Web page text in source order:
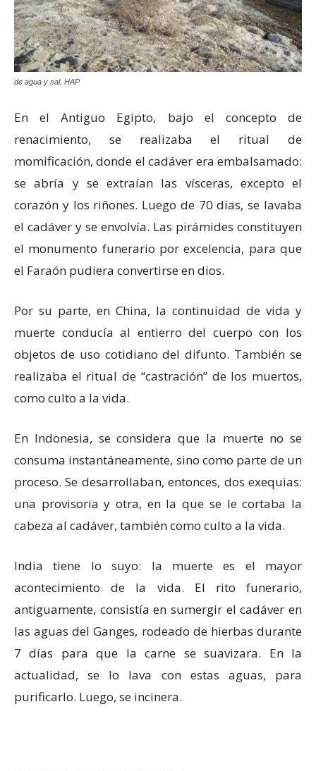
de agua y sal. HAP
En el Antiguo Egipto, bajo el concepto de
renacimiento, se realizaba el ritual de
momificación, donde el cadáver era embalsamado:
se abría y se extraían las vísceras, excepto el
corazón y los riñones. Luego de 70 días, se lavaba
el cadáver y se envolvía. Las pirámides constituyen
el monumento funerario por excelencia, para que
el Faraón pudiera convertirse en dios.
Por su parte, en China, la continuidad de vida y
muerte conducía al entierro del cuerpo con los
objetos de uso cotidiano del difunto. También se
realizaba el ritual de “castración” de los muertos,
como culto a la vida.
En Indonesia, se considera que la muerte no se
consuma instantáneamente, sino como parte de un
proceso. Se desarrollaban, entonces, dos exequias:
una provisoria y otra, en la que se le cortaba la
cabeza al cadáver, también como culto a la vida.
India tiene lo suyo: la muerte es el mayor
acontecimiento de la vida. El rito funerario,
antiguamente, consistía en sumergir el cadáver en
las aguas del Ganges, rodeado de hierbas durante
7 días para que la carne se suavizara. En la
actualidad, se lo lava con estas aguas, para
purificarlo. Luego, se incinera.